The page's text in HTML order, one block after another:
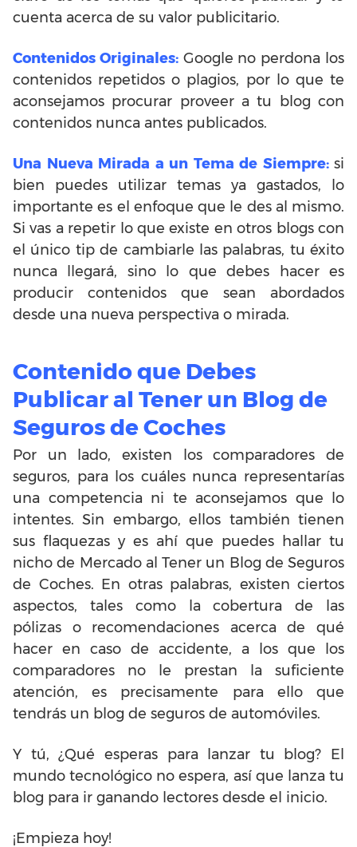
cuenta acerca de su valor publicitario.
Contenidos Originales:Google no perdona los
contenidos repetidos o plagios, por lo que te
aconsejamos procurar proveer a tu blog con
contenidos nunca antes publicados.
Una Nueva Mirada a un Tema de Siempre: si
bien puedes utilizar temas ya gastados, lo
importante es el enfoque que le des al mismo.
Si vas a repetir lo que existe en otros blogs con
el único tip de cambiarle las palabras, tu éxito
nunca llegará, sino lo que debes hacer es
producir contenidos que sean abordados
desde una nueva perspectiva o mirada.
Contenido que Debes
Publicar al Tener un Blog de
Seguros de Coches
Por un lado, existen los comparadores de
seguros, para los cuáles nunca representarías
una competencia ni te aconsejamos que lo
intentes. Sin embargo, ellos también tienen
sus flaquezas y es ahí que puedes hallar tu
nicho de Mercado al Tener un Blog de Seguros
de Coches. En otras palabras, existen ciertos
aspectos, tales como la cobertura de las
pólizas o recomendaciones acerca de qué
hacer en caso de accidente, a los que los
comparadores no le prestan la suficiente
atención, es precisamente para ello que
tendrás un blog de seguros de automóviles.
Y tú, ¿Qué esperas para lanzar tu blog? El
mundo tecnológico no espera, así que lanza tu
blog para ir ganando lectores desde el inicio.
¡Empieza hoy!